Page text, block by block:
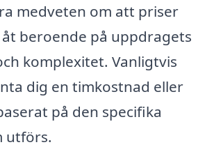
medveten om att priser
åt beroende på uppdragets
komplexitet. Vanligtvis
dig en timkostnad eller
på den specifika
utförs.